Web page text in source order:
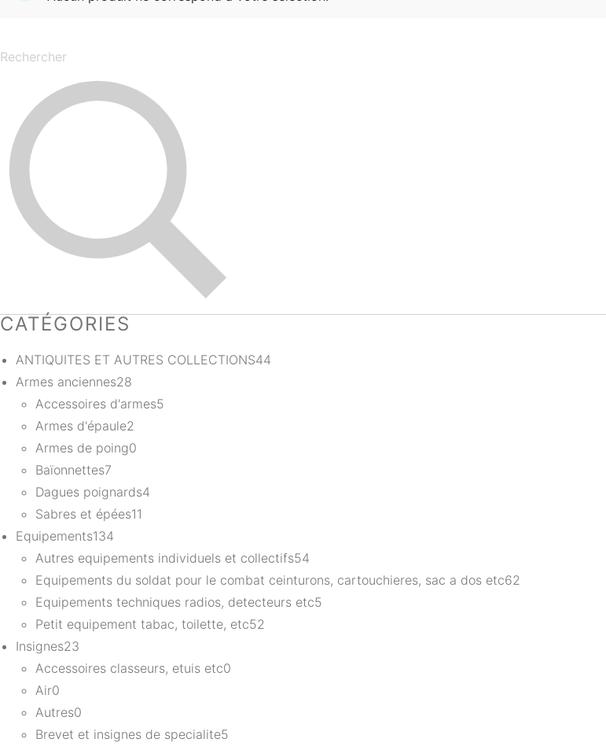
CATÉGORIES
ANTIQUITES ET AUTRES COLLECTIONS44
Armes anciennes28
Accessoires d'armes5
Armes d'épaule2
Armes de poing0
Baïonnettes7
Dagues poignards4
Sabres et épées11
Equipements134
Autres equipements individuels et collectifs54
Equipements du soldat pour le combat ceinturons, cartouchieres, sac a dos etc62
Equipements techniques radios, detecteurs etc5
Petit equipement tabac, toilette, etc52
Insignes23
Accessoires classeurs, etuis etc0
Air0
Autres0
Brevet et insignes de specialite5